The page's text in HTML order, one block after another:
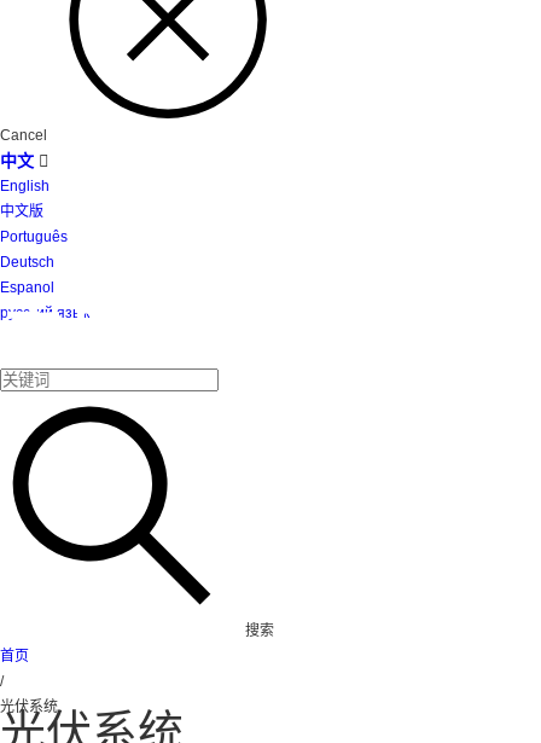
Cancel
中文 
English
中文版
Português
Deutsch
Espanol
русский язык
产品
搜索
首页
/
光伏系统
光伏系统